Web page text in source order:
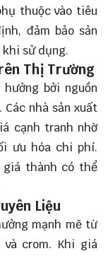
thuộc vào tiêu
đảm bảo sản
sử dụng.
Thị Trường
bởi nguồn
nhà sản xuất
cạnh tranh nhờ
ưu hóa chi phí.
giá thành có thể
Liệu
mạnh mẽ từ
crom. Khi giá